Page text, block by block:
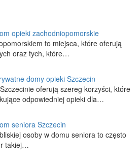
opieki zachodniopomorskie
to miejsca, które oferują
oraz tych, które…
domy opieki Szczecin
oferują szereg korzyści, które
odpowiedniej opieki dla…
seniora Szczecin
osoby w domu seniora to często
takiej…